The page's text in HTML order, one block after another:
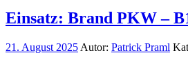
Einsatz: Brand PKW –
21. August 2025 Autor: Patrick Praml